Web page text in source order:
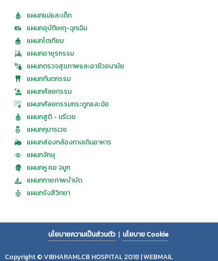
แผนกแม่และเด็ก
แผนกอุบัติเหตุ-ฉุกเฉิน
แผนกไตเทียม
แผนกอายุรกรรม
แผนกตรวจสุขภาพและอาชีวอนามัย
แผนกทันตกรรม
แผนกศัลยกรรม
แผนกศัลยกรรมกระดูกและข้อ
แผนกสูติ - นรีเวช
แผนกกุมารเวช
แผนกส่องกล้องทางเดินอาหาร
แผนกจักษุ
แผนกหู คอ จมูก
แผนกกายภาพบำบัด
แผนกรังสีวิทยา
นโยบายความเป็นส่วนตัว | นโยบาย Cookie
Copyright © VIBHARAMLCB HOSPITAL 2018 |WEBMAIL